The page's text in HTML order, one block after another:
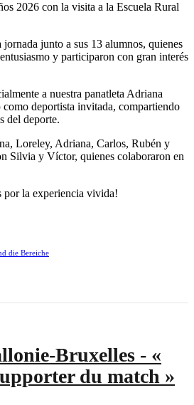
2026 con la visita a la Escuela Rural
junto a sus 13 alumnos, quienes
y participaron con gran interés
a nuestra panatleta Adriana
deportista invitada, compartiendo
del deporte.
Loreley, Adriana, Carlos, Rubén y
Silvia y Víctor, quienes colaboraron en
por la experiencia vivida!
die Bereiche
Bruxelles - «
du match »